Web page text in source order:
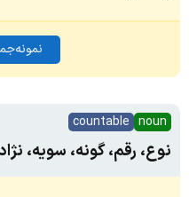
noun
countable
نوع، رقم، گونه، سویه،